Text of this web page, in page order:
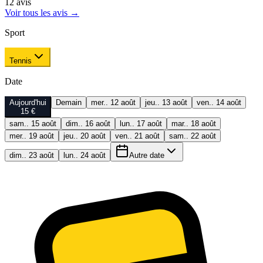
12 avis
Voir tous les avis →
Sport
Tennis
Date
Aujourd'hui
15 €
Demain mer.. 12 août jeu.. 13 août ven.. 14 août
sam.. 15 août dim.. 16 août lun.. 17 août
mar.. 18 août
mer.. 19 août
jeu.. 20 août ven.. 21 août sam.. 22 août
dim.. 23 août lun.. 24 août Autre date